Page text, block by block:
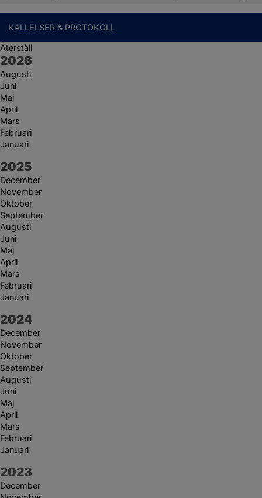
KALLELSER & PROTOKOLL
Återställ
År:
2026
Augusti
Juni
Maj
April
Mars
Februari
Januari
År:
2025
December
November
Oktober
September
Augusti
Juni
Maj
April
Mars
Februari
Januari
År:
2024
December
November
Oktober
September
Augusti
Juni
Maj
April
Mars
Februari
Januari
År:
2023
December